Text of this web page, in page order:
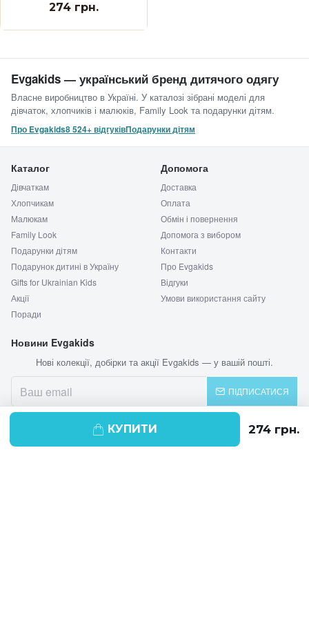
КУПИТИ
274 грн.
Evgakids — український бренд дитячого одягу
Власне виробництво в Україні. У каталозі зібрані моделі для
дівчаток, хлопчиків і малюків, Family Look та подарунки дітям.
Про Evgakids8 524+ відгуківПодарунки дітям
Каталог
Дівчаткам
Хлопчикам
Малюкам
Family Look
Подарунки дітям
Подарунок дитині в Україну
Gifts for Ukrainian Kids
Акції
Поради
Допомога
Доставка
Оплата
Обмін і повернення
Допомога з вибором
Контакти
Про Evgakids
Відгуки
Умови використання сайту
Новини Evgakids
Нові колекції, добірки та акції Evgakids — у вашій пошті.
ПІДПИСАТИСЯ